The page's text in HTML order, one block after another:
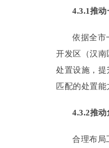
4.3.1推
依据全市
开发区（汉
处置设施，
匹配的处置
4.3.2推
合理布局